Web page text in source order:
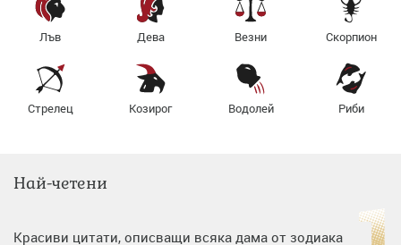
Лъв Дева Везни Скорпион
Стрелец Козирог Водолей Риби
Най-четени
Красиви цитати, описващи всяка дама от зодиака